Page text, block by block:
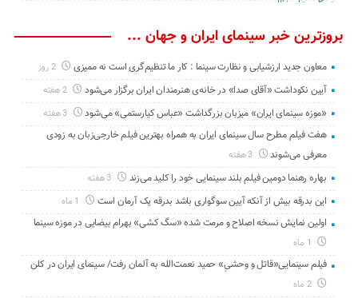
بروزترین خبر سینمای ایران و جهان ...
معاون جدید ارزشیابی و نظارت سینما : کار ما تنظیم‌گری است نه ممیزی 2 روز
آیین نکوداشت «آقای صدا» در خانه‌ی هنرمندان ایران برگزار می‌شود 2 هفته
«موزه سینمای ایران» میزبان بزرگداشت «عباس کیارستمی» می‌شود 3 هفته
هفت فیلم مطرح سال سینمای ایران به همراه بهترین فیلم خارجی‌زبان به زودی
معرفی می‌شوند
3 هفته
بهاره رهنما دومین فیلم بلند سینمایی خود را کلید می‌زند
این بدرقه بیش از آنکه آیین سوگواری باشد بدرقه یک آرمان است
اولین نمایش نسخه اصلاح و مرمت شده «سگ کشی» بهرام بیضایی در موزه سینما
فیلم سینمایی«قاتل و وحشیِ» حمید نعمت‌الله به آلمان رفت/ سینمای ایران در کلن
2 ماه